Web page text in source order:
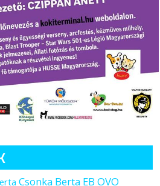
Csonka Berta EB OVO